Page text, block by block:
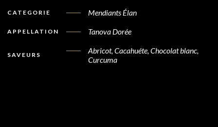
CATEGORIE Mendiants Élan
APPELLATION Tanova Dorée
SAVEURS
Abricot, Cacahuéte, Chocolat blanc,
Curcuma